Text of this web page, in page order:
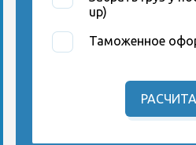
up)
Таможенное